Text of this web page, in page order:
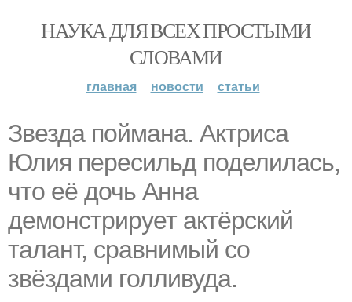
НАУКА ДЛЯ ВСЕХ ПРОСТЫМИ
СЛОВАМИ
главная новости статьи
Звезда поймана. Актриса
Юлия пересильд поделилась,
что её дочь Анна
демонстрирует актёрский
талант, сравнимый со
звёздами голливуда.